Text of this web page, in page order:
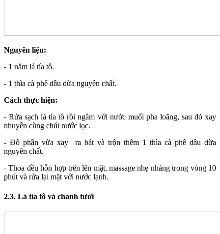
Nguyên liệu:
- 1 nắm lá tía tô.
- 1 thìa cà phê dầu dừa nguyên chất.
Cách thực hiện:
- Rửa sạch lá tía tô rồi ngâm với nước muối pha loãng, sau đó xay
nhuyễn cùng chút nước lọc.
- Đổ phần vừa xay ra bát và trộn thêm 1 thìa cà phê dầu dừa
nguyên chất.
- Thoa đều hỗn hợp trên lên mặt, massage nhẹ nhàng trong vòng 10
phút và rửa lại mặt với nước lạnh.
2.3. Lá tía tô và chanh tươi